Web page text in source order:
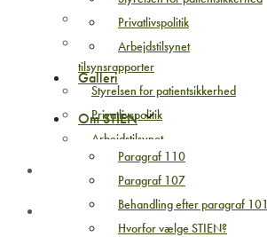
Privatlivspolitik
Arbejdstilsynet
Galleri
Om STIEN
Paragraf 110
Paragraf 107
Behandling efter paragraf 101
Hvorfor vælge STIEN?
Smiley-ordning
Socialtilsynets bedømmelser –
tilsynsrapporter
Styrelsen for patientsikkerhed
Privatlivspolitik
Arbejdstilsynet
Om STIEN